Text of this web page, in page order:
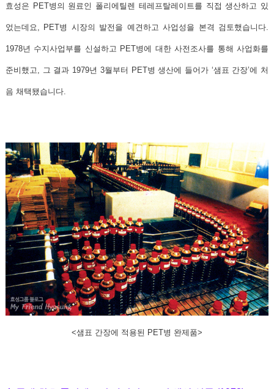
효성은 PET병의 원료인 폴리에틸렌 테레프탈레이트를 직접 생산하고 있
었는데요, PET병 시장의 발전을 예견하고 사업성을 본격 검토했습니다.
1978년 수지사업부를 신설하고 PET병에 대한 사전조사를 통해 사업화를
준비했고, 그 결과 1979년 3월부터 PET병 생산에 들어가 ‘샘표 간장’에 처
음 채택됐습니다.
<샘표 간장에 적용된 PET병 완제품>